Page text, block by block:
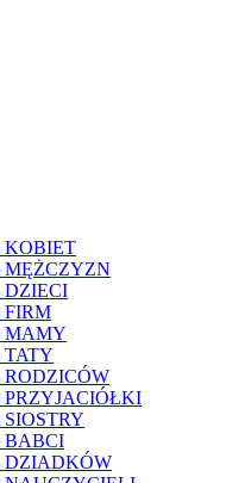
KOBIET
MĘŻCZYZN
DZIECI
FIRM
MAMY
TATY
RODZICÓW
PRZYJACIÓŁKI
SIOSTRY
BABCI
DZIADKÓW